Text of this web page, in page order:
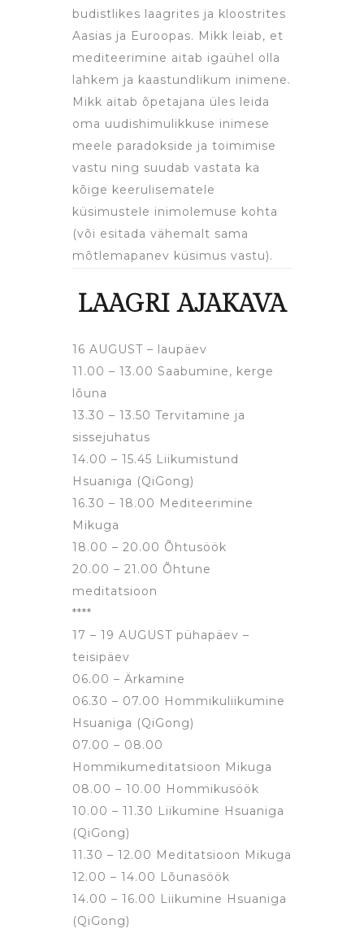
budistlikes laagrites ja kloostrites
Aasias ja Euroopas. Mikk leiab, et
mediteerimine aitab igaühel olla
lahkem ja kaastundlikum inimene.
Mikk aitab õpetajana üles leida
oma uudishimulikkuse inimese
meele paradokside ja toimimise
vastu ning suudab vastata ka
kõige keerulisematele
küsimustele inimolemuse kohta
(või esitada vähemalt sama
mõtlemapanev küsimus vastu).
LAAGRI AJAKAVA
16 AUGUST – laupäev
11.00 – 13.00 Saabumine, kerge
lõuna
13.30 – 13.50 Tervitamine ja
sissejuhatus
14.00 – 15.45 Liikumistund
Hsuaniga (QiGong)
16.30 – 18.00 Mediteerimine
Mikuga
18.00 – 20.00 Õhtusöök
20.00 – 21.00 Õhtune
meditatsioon
****
17 – 19 AUGUST pühapäev –
teisipäev
06.00 – Ärkamine
06.30 – 07.00 Hommikuliikumine
Hsuaniga (QiGong)
07.00 – 08.00
Hommikumeditatsioon Mikuga
08.00 – 10.00 Hommikusöök
10.00 – 11.30 Liikumine Hsuaniga
(QiGong)
11.30 – 12.00 Meditatsioon Mikuga
12.00 – 14.00 Lõunasöök
14.00 – 16.00 Liikumine Hsuaniga
(QiGong)